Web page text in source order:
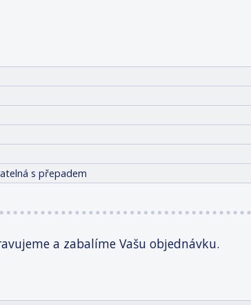
s přepadem
a zabalíme Vašu objednávku.